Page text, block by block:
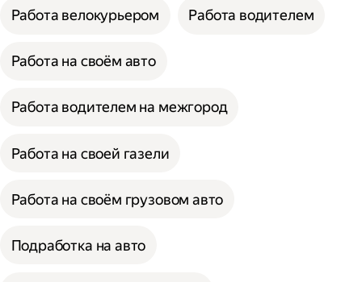
Работа велокурьером Работа водителем
Работа на своём авто
Работа водителем на межгород
Работа на своей газели
Работа на своём грузовом авто
Подработка на авто